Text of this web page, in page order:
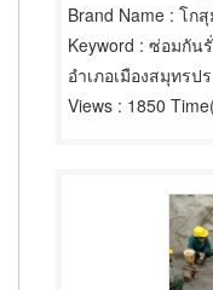
Brand Name : โก
Keyword : ซ่อมกัน
อำเภอเมืองสมุทรป
Views : 1850